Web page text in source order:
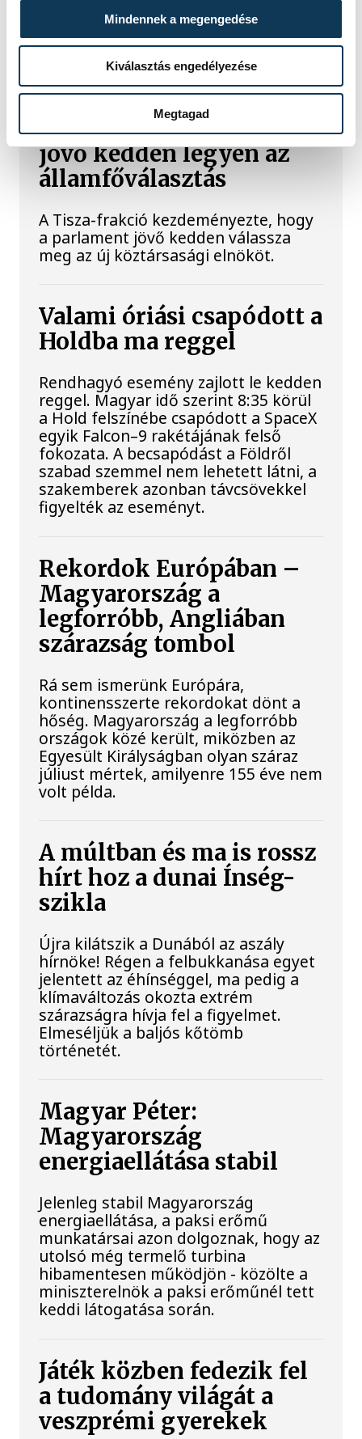
Mindennek a megengedése
Kiválasztás engedélyezése
Megtagad
működéséért, arra figyelmeztet: az
erőmű olyan üzemállapotban van,
amelyre eredetileg nem tervezték.
A Tisza-frakció
kezdeményezte, hogy
jövő kedden legyen az
államfőválasztás
A Tisza-frakció kezdeményezte, hogy
a parlament jövő kedden válassza
meg az új köztársasági elnököt.
Valami óriási csapódott a
Holdba ma reggel
Rendhagyó esemény zajlott le kedden
reggel. Magyar idő szerint 8:35 körül
a Hold felszínébe csapódott a SpaceX
egyik Falcon–9 rakétájának felső
fokozata. A becsapódást a Földről
szabad szemmel nem lehetett látni, a
szakemberek azonban távcsövekkel
figyelték az eseményt.
Rekordok Európában –
Magyarország a
legforróbb, Angliában
szárazság tombol
Rá sem ismerünk Európára,
kontinensszerte rekordokat dönt a
hőség. Magyarország a legforróbb
országok közé került, miközben az
Egyesült Királyságban olyan száraz
júliust mértek, amilyenre 155 éve nem
volt példa.
A múltban és ma is rossz
hírt hoz a dunai Ínség-
szikla
Újra kilátszik a Dunából az aszály
hírnöke! Régen a felbukkanása egyet
jelentett az éhínséggel, ma pedig a
klímaváltozás okozta extrém
szárazságra hívja fel a figyelmet.
Elmeséljük a baljós kőtömb
történetét.
Magyar Péter:
Magyarország
energiaellátása stabil
Jelenleg stabil Magyarország
energiaellátása, a paksi erőmű
munkatársai azon dolgoznak, hogy az
utolsó még termelő turbina
hibamentesen működjön - közölte a
miniszterelnök a paksi erőműnél tett
keddi látogatása során.
Játék közben fedezik fel
a tudomány világát a
veszprémi gyerekek